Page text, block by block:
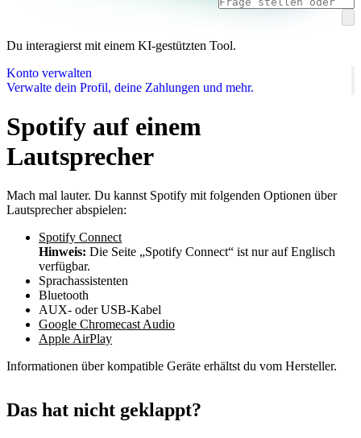
Du interagierst mit einem KI-gestützten Tool.
Konto verwalten
Verwalte dein Profil, deine Zahlungen und mehr.
Spotify auf einem
Lautsprecher
Mach mal lauter. Du kannst Spotify mit folgenden Optionen über
Lautsprecher abspielen:
Spotify Connect
Hinweis: Die Seite „Spotify Connect“ ist nur auf Englisch
verfügbar.
Sprachassistenten
Bluetooth
AUX- oder USB-Kabel
Google Chromecast Audio
Apple AirPlay
Informationen über kompatible Geräte erhältst du vom Hersteller.
Das hat nicht geklappt?